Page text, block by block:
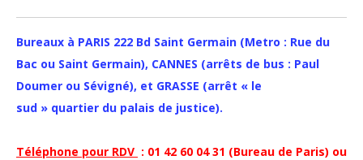
Bureaux à PARIS 222 Bd Saint Germain (Metro : Rue du
Bac ou Saint Germain), CANNES (arrêts de bus : Paul
Doumer ou Sévigné), et GRASSE (arrêt « le
sud » quartier du palais de justice).
Téléphone pour RDV : 01 42 60 04 31 (Bureau de Paris) ou